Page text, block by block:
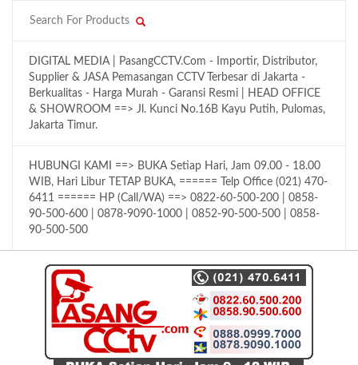
DIGITAL MEDIA | PasangCCTV.Com - Importir, Distributor,
Supplier & JASA Pemasangan CCTV Terbesar di Jakarta -
Berkualitas - Harga Murah - Garansi Resmi | HEAD OFFICE
& SHOWROOM ==> Jl. Kunci No.16B Kayu Putih, Pulomas,
Jakarta Timur.
HUBUNGI KAMI ==> BUKA Setiap Hari, Jam 09.00 - 18.00
WIB, Hari Libur TETAP BUKA, ====== Telp Office (021) 470-
6411 ====== HP (Call/WA) ==> 0822-60-500-200 | 0858-
90-500-600 | 0878-9090-1000 | 0852-90-500-500 | 0858-
90-500-500